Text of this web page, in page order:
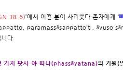
38.6)’에서 어떤 분이 사리뿟다 존자에게 ‘
paramassāsappatto’ti, āvuso
다.
가지 팟사-야-따나(phassāyatana)의 기원(